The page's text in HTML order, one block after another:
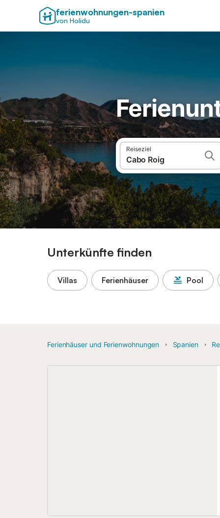
ferienwohnungen-spanien
von Holidu
Reiseziel
Unterkünfte finden
Villas Ferienhäuser Pool
Ferienhäuser und Ferienwohnungen Spanien